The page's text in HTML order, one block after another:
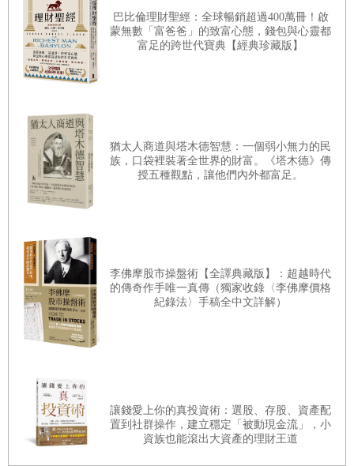
世紀初的卓越技術，也花了一點時間才進入經濟學界的
視野。然而，在一九五○年代，日後將於一九八七年榮獲
諾貝爾經濟學獎的梭羅（
紀所有的經濟發展幾乎都源自技術。其他學者也證明，
（Simon Kuznets
主義發展理論認為，不平等在工業化的路上自動減少。
經濟學家卡爾多（
Nicholas Kaldor）指出，勞工持續收
割大約三分之二的成長好處。梭羅提出的理論架構也認
今日的角度來看，這種樂觀的看法顯得不合理，然而一
九五○年代的經濟學家，有著許多可以樂觀的理由。
如果光是讓技術的創造力百花齊放，就能讓整體社會更
富裕、更平等，那麼區區幾位燈夫失去工作，又算得了
什麼？許多被取代的燈夫，甚至有可能找到其他危險性
社會為求多數人的進步而犧牲少數人，似乎也順理成
章。然而，如果進步受害者的數量多出好幾倍，我們還
會認為理應如此嗎？如果被取代的勞工大多被迫改做工
巴比倫理財聖經：全球暢銷超過400萬冊！啟
蒙無數「富爸爸」的致富心態，錢包與心靈都
富足的跨世代寶典【經典珍藏版】
猶太人商道與塔木德智慧：一個弱小無力的民
族，口袋裡裝著全世界的財富。《塔木德》傳
授五種觀點，讓他們內外都富足。
李佛摩股市操盤術【全譯典藏版】：超越時代
的傳奇作手唯一真傳（獨家收錄〈李佛摩價格
紀錄法〉手稿全中文詳解）
讓錢愛上你的真投資術：選股、存股、資產配
置到社群操作，建立穩定「被動現金流」，小
資族也能滾出大資產的理財王道